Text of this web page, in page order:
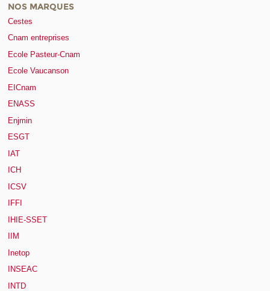
NOS MARQUES
Cestes
Cnam entreprises
Ecole Pasteur-Cnam
Ecole Vaucanson
EICnam
ENASS
Enjmin
ESGT
IAT
ICH
ICSV
IFFI
IHIE-SSET
IIM
Inetop
INSEAC
INTD